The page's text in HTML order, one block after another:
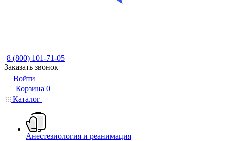
8 (800) 101-71-05
Заказать звонок
Войти
Корзина 0
Каталог
Анестезиология и реанимация